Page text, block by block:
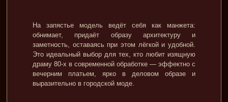
На запястье модель ведёт себя как манжета:
обнимает, придаёт образу архитектуру и
заметность, оставаясь при этом лёгкой и удобной.
Это идеальный выбор для тех, кто любит изящную
драму 80-х в современной обработке — эффектно с
вечерним платьем, ярко в деловом образе и
выразительно в городской моде.